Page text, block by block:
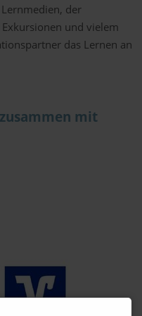
der
und vielem
das Lernen an
mit